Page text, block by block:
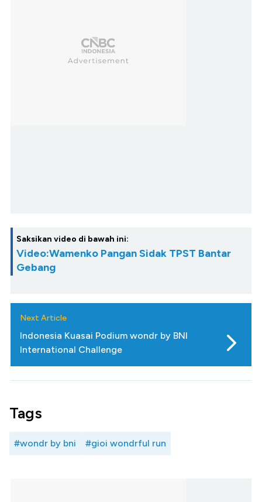
Saksikan video di bawah ini:
Video:Wamenko Pangan Sidak TPST Bantar
Gebang
Next Article
Indonesia Kuasai Podium wondr by BNI
International Challenge
Tags
#wondr by bni #gioi wondrful run